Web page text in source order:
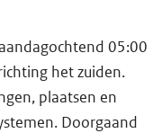
05:00
het zuiden.
plaatsen en
Doorgaand